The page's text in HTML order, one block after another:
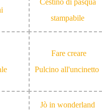
Cestino di pasqua
stampabile
Fare creare
Pulcino all'uncinetto
Jò in wonderland